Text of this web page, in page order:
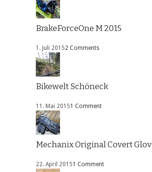
BrakeForceOne M 2015
1. Juli 20152 Comments
Bikewelt Schöneck
11. Mai 20151 Comment
Mechanix Original Covert
22. April 20151 Comment